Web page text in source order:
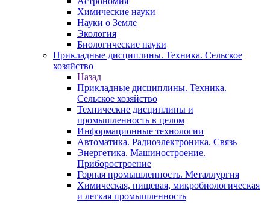
Химические науки
Науки о Земле
Экология
Биологические науки
Прикладные дисциплины. Техника. Сельское
хозяйство
Назад
Прикладные дисциплины. Техника.
Сельское хозяйство
Технические дисциплины и
промышленность в целом
Информационные технологии
Автоматика. Радиоэлектроника. Связь
Энергетика. Машиностроение.
Приборостроение
Горная промышленность. Металлургия
Химическая, пищевая, микробиологическая
и легкая промышленность